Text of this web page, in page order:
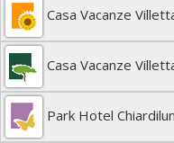
Casa Vacanze
Casa Vacanze
Park Hotel